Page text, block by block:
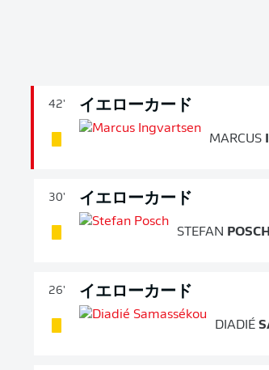
42' イエローカード
MARCUS
30' イエローカード
STEFAN POSCH
26' イエローカード
DIADIÉ